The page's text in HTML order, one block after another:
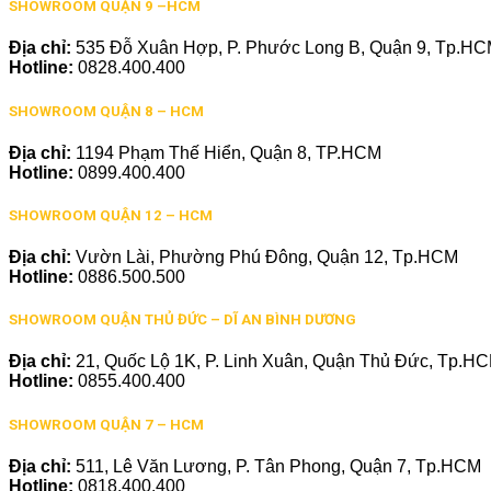
SHOWROOM QUẬN 9 –HCM
Địa chỉ: 535 Đỗ Xuân Hợp, P. Phước Long B, Quận 9,
Hotline: 0828.400.400
SHOWROOM QUẬN 8 – HCM
Địa chỉ: 1194 Phạm Thế Hiển, Quận 8, TP.HCM
Hotline: 0899.400.400
SHOWROOM QUẬN 12 – HCM
Địa chỉ: Vườn Lài, Phường Phú Đông, Quận 12, Tp.HCM
Hotline: 0886.500.500
SHOWROOM QUẬN THỦ ĐỨC – DĨ AN BÌNH DƯƠNG
Địa chỉ: 21, Quốc Lộ 1K, P. Linh Xuân, Quận Thủ Đức,
Hotline: 0855.400.400
SHOWROOM QUẬN 7 – HCM
Địa chỉ: 511, Lê Văn Lương, P. Tân Phong, Quận 7, Tp.HCM
Hotline: 0818.400.400